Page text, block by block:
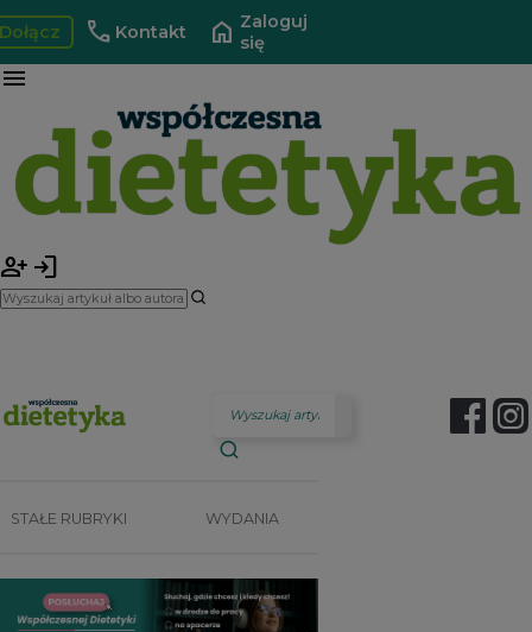
call Kontakt home Zaloguj
się
menu
person_add login
STAŁE RUBRYKI WYDANIA
RADA NAUKOWA PRENUMERATA